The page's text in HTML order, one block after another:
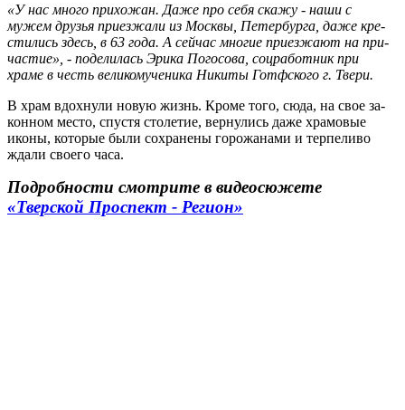
«У нас много при­хо­жан. Даже про себя скажу - наши с
мужем дру­зья при­ез­жа­ли из Моск­вы, Пе­тер­бур­га, даже кре­
сти­лись здесь, в 63 года. А сей­час многие при­ез­жа­ют на при­
ча­стие», - поделилась Эрика По­го­со­ва, соц­ра­бот­ник при
храме в честь ве­ли­ко­му­че­ни­ка Ни­ки­ты Готф­ско­го г. Твери.
В храм вдох­ну­ли новую жизнь. Кроме того, сюда, на свое за­
кон­ном место, спу­стя сто­ле­тие, вер­ну­лись даже хра­мо­вые
иконы, ко­то­рые были со­хра­не­ны го­ро­жа­на­ми и тер­пе­ли­во
ждали сво­е­го часа.
Подробности смотрите в видеосюжете
«Тверской Проспект - Регион»